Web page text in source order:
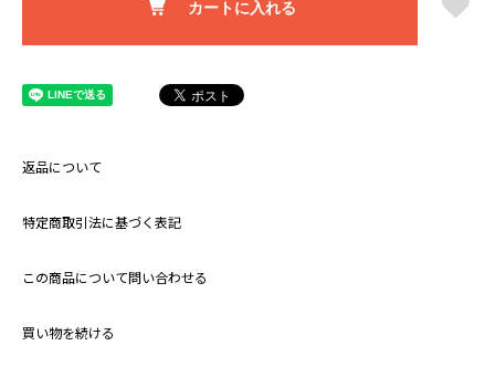
カートに入れる
返品について
特定商取引法に基づく表記
この商品について問い合わせる
買い物を続ける